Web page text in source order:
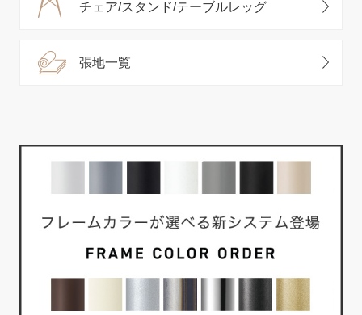
チェア/スタンド/テーブルレッグ
張地一覧